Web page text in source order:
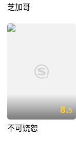
芝加哥
8.5
不可饶恕